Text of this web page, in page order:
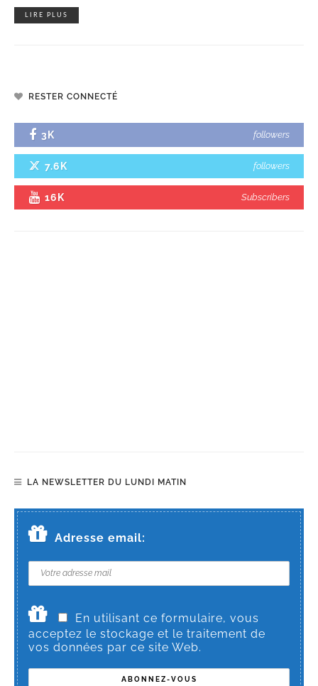
LIRE PLUS
RESTER CONNECTÉ
3K followers
7.6K followers
16K Subscribers
LA NEWSLETTER DU LUNDI MATIN
Adresse email:
En utilisant ce formulaire, vous
acceptez le stockage et le traitement de
vos données par ce site Web.